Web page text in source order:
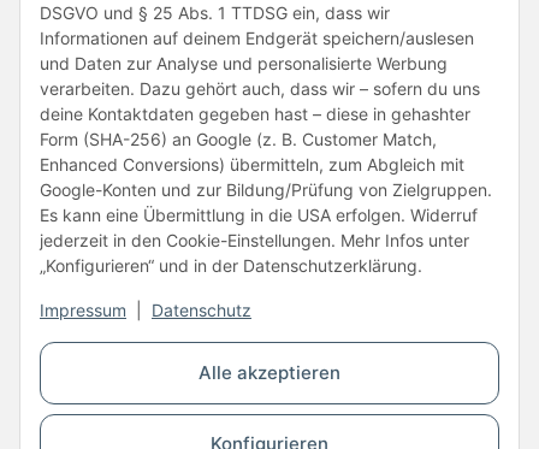
Alle akzeptieren
Konfigurieren
DSGVO und § 25 Abs. 1 TTDSG ein, dass wir
Informationen auf deinem Endgerät speichern/auslesen
und Daten zur Analyse und personalisierte Werbung
verarbeiten. Dazu gehört auch, dass wir – sofern du uns
deine Kontaktdaten gegeben hast – diese in gehashter
Form (SHA-256) an Google (z. B. Customer Match,
Enhanced Conversions) übermitteln, zum Abgleich mit
Google-Konten und zur Bildung/Prüfung von Zielgruppen.
Es kann eine Übermittlung in die USA erfolgen. Widerruf
jederzeit in den Cookie-Einstellungen. Mehr Infos unter
„Konfigurieren“ und in der Datenschutzerklärung.
Impressum Datenschutz
Unsere Partner
Vertrag widerrufen
* Alle Preise inkl. gesetzlicher USt., zzgl.Versand
© Copyright © 2026 www.kartons24.de